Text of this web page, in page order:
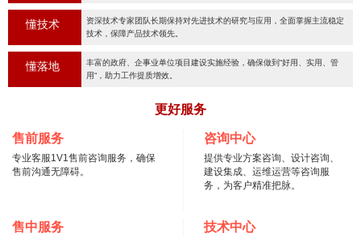
懂技术
资深技术专家团队长期保持对先进技术的研究与应用，全面掌握主流稳定
技术，保障产品技术领先。
懂落地
丰富的政府、企事业单位项目建设实施经验，确保做到“好用、实用、管
用“，助力工作提质增效。
更好服务
售前服务
专业客服1V1售前咨询服务，确保
售前沟通无障碍。
咨询中心
提供专业方案咨询、设计咨询、
建设集成、运维运营等咨询服
务，为客户精准把脉。
售中服务 技术中心